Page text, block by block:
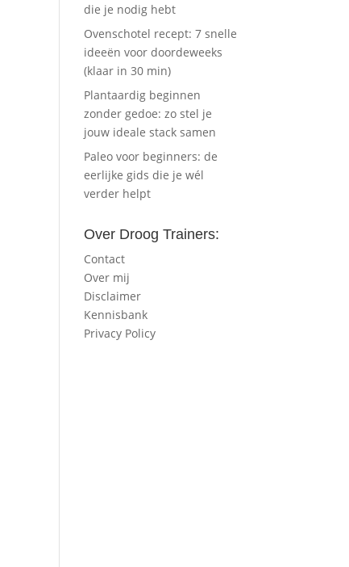
die je nodig hebt
Ovenschotel recept: 7 snelle
ideeën voor doordeweeks
(klaar in 30 min)
Plantaardig beginnen
zonder gedoe: zo stel je
jouw ideale stack samen
Paleo voor beginners: de
eerlijke gids die je wél
verder helpt
Over Droog Trainers:
Contact
Over mij
Disclaimer
Kennisbank
Privacy Policy